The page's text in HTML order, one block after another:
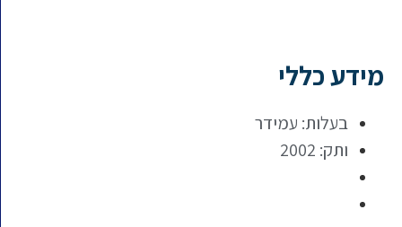
מידע כללי
בעלות: עמידר
ותק: 2002